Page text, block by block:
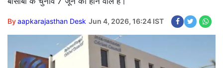
Byaapkarajasthan Desk Jun 4, 2026, 16:24 IST